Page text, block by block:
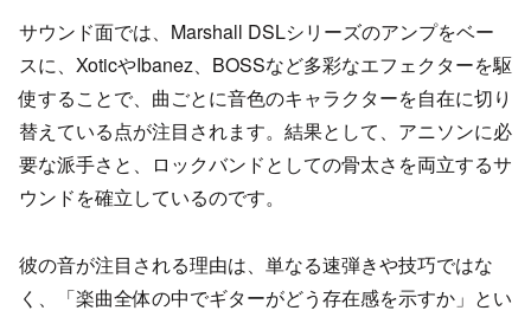
サウンド面では、Marshall DSLシリーズのアンプをベー
スに、XoticやIbanez、BOSSなど多彩なエフェクターを駆
使することで、曲ごとに音色のキャラクターを自在に切り
替えている点が注目されます。結果として、アニソンに必
要な派手さと、ロックバンドとしての骨太さを両立するサ
ウンドを確立しているのです。
彼の音が注目される理由は、単なる速弾きや技巧ではな
く、「楽曲全体の中でギターがどう存在感を示すか」とい